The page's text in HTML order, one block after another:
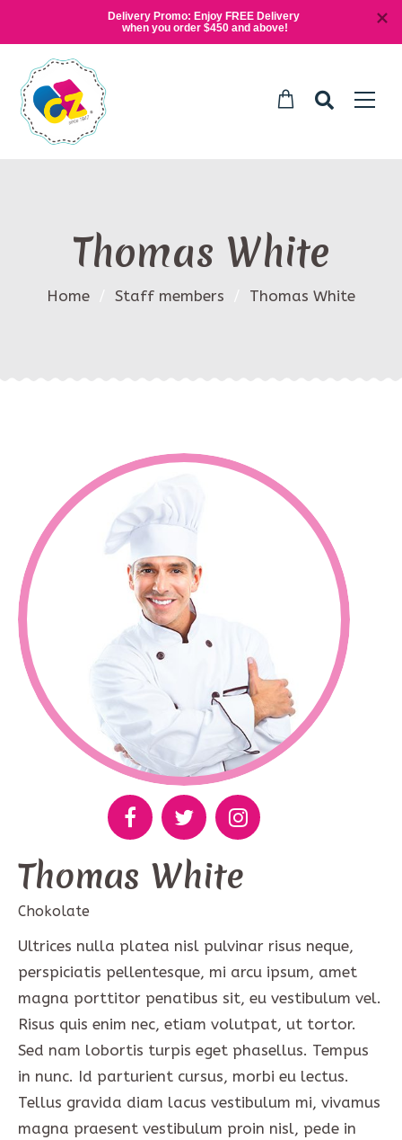
Thomas White
Home Staff members Thomas White
Thomas White
Chokolate
Ultrices nulla platea nisl pulvinar risus neque,
perspiciatis pellentesque, mi arcu ipsum, amet
magna porttitor penatibus sit, eu vestibulum vel.
Risus quis enim nec, etiam volutpat, ut tortor.
Sed nam lobortis turpis eget phasellus. Tempus
in nunc. Id parturient cursus, morbi eu lectus.
Tellus gravida diam lacus vestibulum mi, vivamus
magna praesent vestibulum proin nisl, pede in
Delivery Promo: Enjoy FREE Delivery
when you order $450 and above!